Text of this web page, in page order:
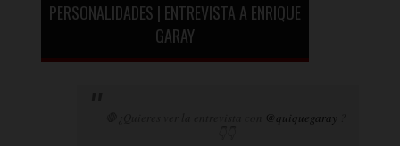
PERSONALIDADES | ENTREVISTA A ENRIQUE
GARAY
@quiquegaray